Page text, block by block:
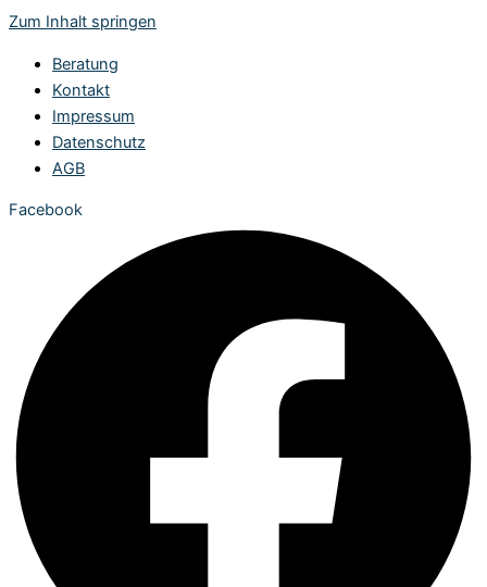
Zum Inhalt springen
Beratung
Kontakt
Impressum
Datenschutz
AGB
Facebook